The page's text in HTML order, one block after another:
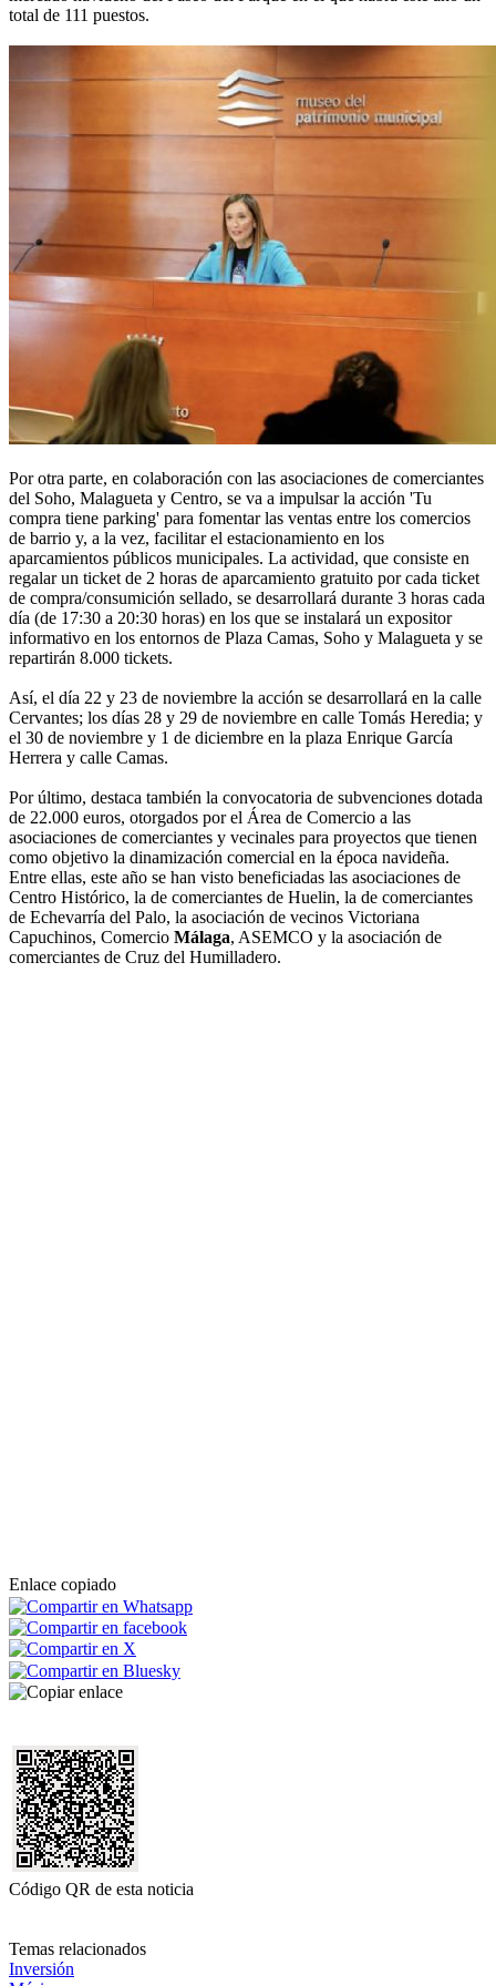
total de 111 puestos.
Por otra parte, en colaboración con las asociaciones de comerciantes
del Soho, Malagueta y Centro, se va a impulsar la acción 'Tu
compra tiene parking' para fomentar las ventas entre los comercios
de barrio y, a la vez, facilitar el estacionamiento en los
aparcamientos públicos municipales. La actividad, que consiste en
regalar un ticket de 2 horas de aparcamiento gratuito por cada ticket
de compra/consumición sellado, se desarrollará durante 3 horas cada
día (de 17:30 a 20:30 horas) en los que se instalará un expositor
informativo en los entornos de Plaza Camas, Soho y Malagueta y se
repartirán 8.000 tickets.
Así, el día 22 y 23 de noviembre la acción se desarrollará en la calle
Cervantes; los días 28 y 29 de noviembre en calle Tomás Heredia; y
el 30 de noviembre y 1 de diciembre en la plaza Enrique García
Herrera y calle Camas.
Por último, destaca también la convocatoria de subvenciones dotada
de 22.000 euros, otorgados por el Área de Comercio a las
asociaciones de comerciantes y vecinales para proyectos que tienen
como objetivo la dinamización comercial en la época navideña.
Entre ellas, este año se han visto beneficiadas las asociaciones de
Centro Histórico, la de comerciantes de Huelin, la de comerciantes
de Echevarría del Palo, la asociación de vecinos Victoriana
Capuchinos, Comercio Málaga, ASEMCO y la asociación de
comerciantes de Cruz del Humilladero.
Enlace copiado
Código QR de esta noticia
Temas relacionados
Inversión